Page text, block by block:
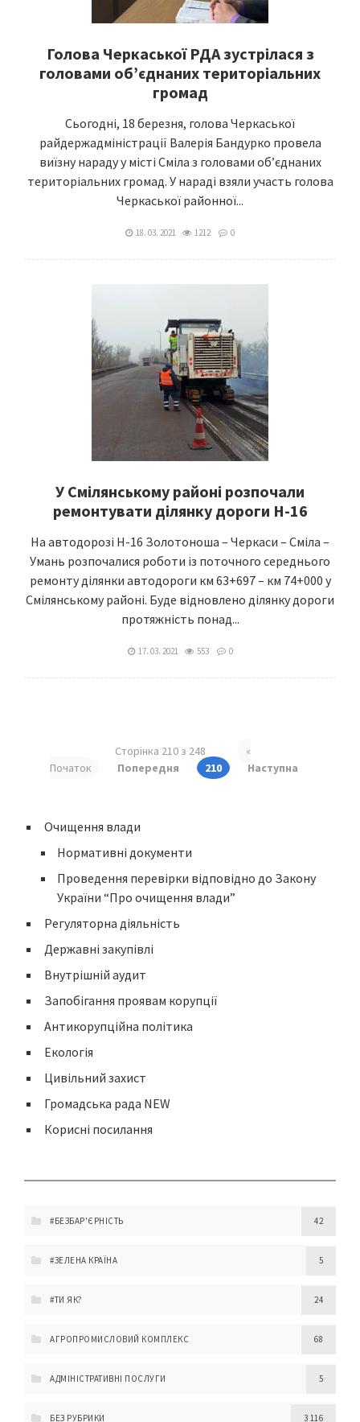
Голова Черкаської РДА зустрілася з
головами об’єднаних територіальних
громад
Сьогодні, 18 березня, голова Черкаської
райдержадміністрації Валерія Бандурко провела
виїзну нараду у місті Сміла з головами об’єднаних
територіальних громад. У нараді взяли участь голова
Черкаської районної...
18. 03. 2021 1212 0
У Смілянському районі розпочали
ремонтувати ділянку дороги Н-16
На автодорозі Н-16 Золотоноша – Черкаси – Сміла –
Умань розпочалися роботи із поточного середнього
ремонту ділянки автодороги км 63+697 – км 74+000 у
Смілянському районі. Буде відновлено ділянку дороги
протяжність понад...
17. 03. 2021 553 0
Сторінка 210 з 248
«
Початок
Попередня 210 Наступна
Очищення влади
Нормативні документи
Проведення перевірки відповідно до Закону
України “Про очищення влади”
Регуляторна діяльність
Державні закупівлі
Внутрішній аудит
Запобігання проявам корупції
Антикорупційна політика
Екологія
Цивільний захист
Громадська рада NEW
Корисні посилання
#БЕЗБАР'ЄРНІСТЬ 42
#ЗЕЛЕНА КРАЇНА 5
#ТИ ЯК? 24
АГРОПРОМИСЛОВИЙ КОМПЛЕКС 68
АДМІНІСТРАТИВНІ ПОСЛУГИ 5
БЕЗ РУБРИКИ 3 116